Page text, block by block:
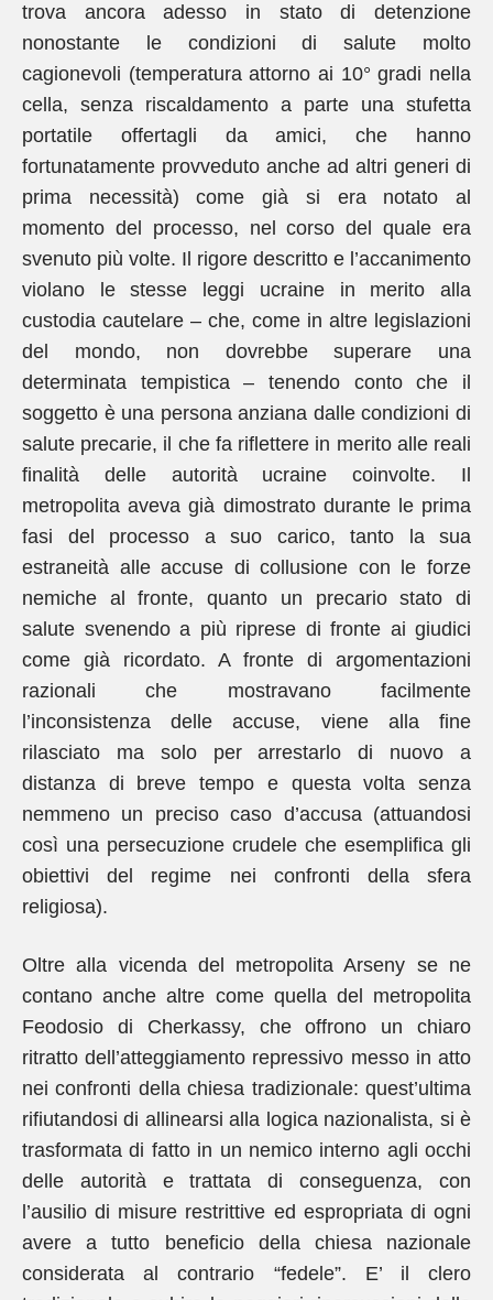
trova ancora adesso in stato di detenzione
nonostante le condizioni di salute molto
cagionevoli (temperatura attorno ai 10° gradi nella
cella, senza riscaldamento a parte una stufetta
portatile offertagli da amici, che hanno
fortunatamente provveduto anche ad altri generi di
prima necessità) come già si era notato al
momento del processo, nel corso del quale era
svenuto più volte. Il rigore descritto e l’accanimento
violano le stesse leggi ucraine in merito alla
custodia cautelare – che, come in altre legislazioni
del mondo, non dovrebbe superare una
determinata tempistica – tenendo conto che il
soggetto è una persona anziana dalle condizioni di
salute precarie, il che fa riflettere in merito alle reali
finalità delle autorità ucraine coinvolte. Il
metropolita aveva già dimostrato durante le prima
fasi del processo a suo carico, tanto la sua
estraneità alle accuse di collusione con le forze
nemiche al fronte, quanto un precario stato di
salute svenendo a più riprese di fronte ai giudici
come già ricordato. A fronte di argomentazioni
razionali che mostravano facilmente
l’inconsistenza delle accuse, viene alla fine
rilasciato ma solo per arrestarlo di nuovo a
distanza di breve tempo e questa volta senza
nemmeno un preciso caso d’accusa (attuandosi
così una persecuzione crudele che esemplifica gli
obiettivi del regime nei confronti della sfera
religiosa).
Oltre alla vicenda del metropolita Arseny se ne
contano anche altre come quella del metropolita
Feodosio di Cherkassy, che offrono un chiaro
ritratto dell’atteggiamento repressivo messo in atto
nei confronti della chiesa tradizionale: quest’ultima
rifiutandosi di allinearsi alla logica nazionalista, si è
trasformata di fatto in un nemico interno agli occhi
delle autorità e trattata di conseguenza, con
l’ausilio di misure restrittive ed espropriata di ogni
avere a tutto beneficio della chiesa nazionale
considerata al contrario “fedele”. E’ il clero